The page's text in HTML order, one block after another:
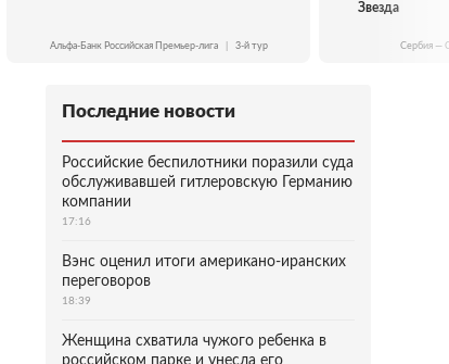
Альфа-Банк Российская Премьер-лига 3-й тур
Звезда
Сербия —
Последние новости
Российские беспилотники поразили суда
обслуживавшей гитлеровскую Германию
компании
17:16
Вэнс оценил итоги американо-иранских
переговоров
18:39
Женщина схватила чужого ребенка в
российском парке и унесла его